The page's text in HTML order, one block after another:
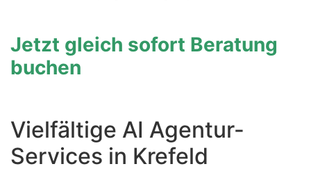
Jetzt gleich sofort Beratung
buchen
Vielfältige AI Agentur-
Services in Krefeld